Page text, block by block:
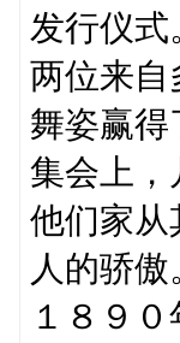
发行仪
两位来自
舞姿赢得
集会上，
他们家从
人的骄傲
１８９